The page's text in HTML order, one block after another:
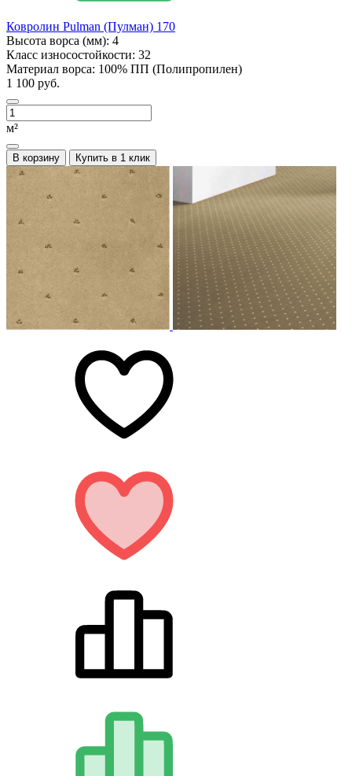
Ковролин Pulman (Пулман) 170
Высота ворса (мм): 4
Класс износостойкости: 32
Материал ворса: 100% ПП (Полипропилен)
1 100 руб.
м²
В корзину Купить в 1 клик